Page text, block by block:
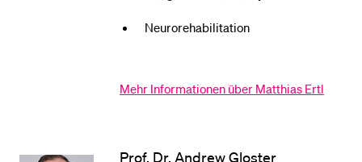
Neurorehabilitation
Mehr Informationen über Matthias Ertl
Prof. Dr. Andrew Gloster